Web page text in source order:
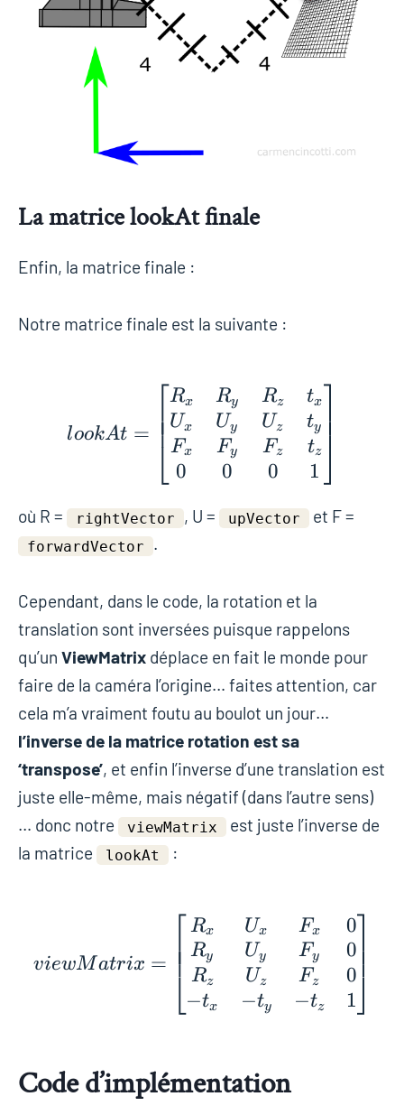
La matrice lookAt finale
Enfin, la matrice finale :
Notre matrice finale est la suivante :
lookAt =
lookAt =
⎣
⎢⎢⎢⎡Rx
Ux
Fx
0
Ry
Uy
Fy
0
Rz
Uz
Fz
0
tx
ty
tz
1 ⎦⎥⎥⎥
⎤
où R = rightVector , U = upVector et F =
forwardVector .
Cependant, dans le code, la rotation et la
translation sont inversées puisque rappelons
qu’un ViewMatrix déplace en fait le monde pour
faire de la caméra l’origine… faites attention, car
cela m’a vraiment foutu au boulot un jour…
l’inverse de la matrice rotation est sa
‘transpose’, et enfin l’inverse d’une translation est
juste elle-même, mais négatif (dans l’autre sens)
… donc notre
viewMatrix
est juste l’inverse de
la matrice
lookAt :
viewMatrix =
viewMatrix =
⎣
⎢⎢⎢⎡ Rx
Ry
Rz
−tx
Ux
Uy
Uz
−ty
Fx
Fy
Fz
−tz
0
0
0
1⎦⎥⎥⎥
⎤
Code d’implémentation